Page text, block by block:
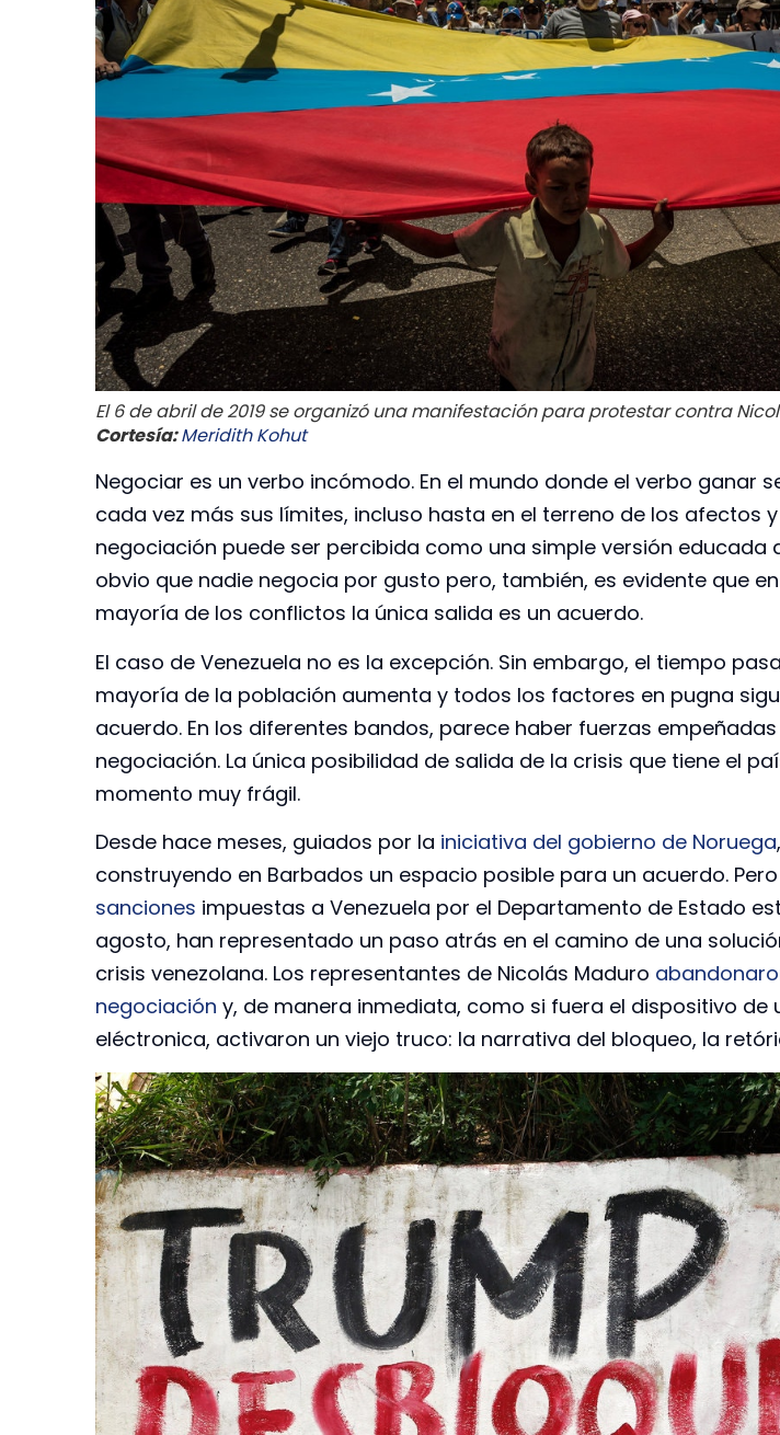
El 6 de abril de 2019 se organizó una manifestación para protestar contra
Cortesía:Meridith Kohut
Negociar es un verbo incómodo. En el mundo donde el verbo ganar
cada vez más sus límites, incluso hasta en el terreno de los afectos
negociación puede ser percibida como una simple versión educada
obvio que nadie negocia por gusto pero, también, es evidente que
mayoría de los conflictos la única salida es un acuerdo.
El caso de Venezuela no es la excepción. Sin embargo, el tiempo
mayoría de la población aumenta y todos los factores en pugna
acuerdo. En los diferentes bandos, parece haber fuerzas
negociación. La única posibilidad de salida de la crisis que tiene el
momento muy frágil.
Desde hace meses, guiados por la iniciativa del gobierno de Noruega
construyendo en Barbados un espacio posible para un acuerdo.
sanciones impuestas a Venezuela por el Departamento de Estado
agosto, han representado un paso atrás en el camino de una
crisis venezolana. Los representantes de Nicolás Maduro
negociación y, de manera inmediata, como si fuera el dispositivo de
eléctronica, activaron un viejo truco: la narrativa del bloqueo, la